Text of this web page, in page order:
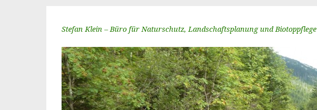
Stefan Klein – Büro für Naturschutz, Landschaftsplanung und Biotoppflege